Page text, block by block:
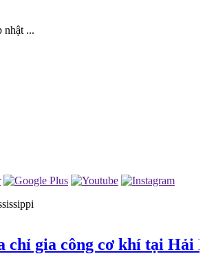
nhật ...
gia công cơ khí tại Hải